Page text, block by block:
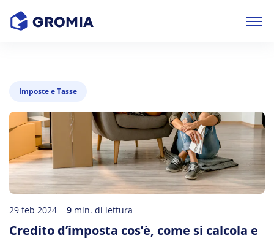
Imposte e Tasse
29 feb 2024 9 min. di lettura
Credito d’imposta cos’è, come si calcola e